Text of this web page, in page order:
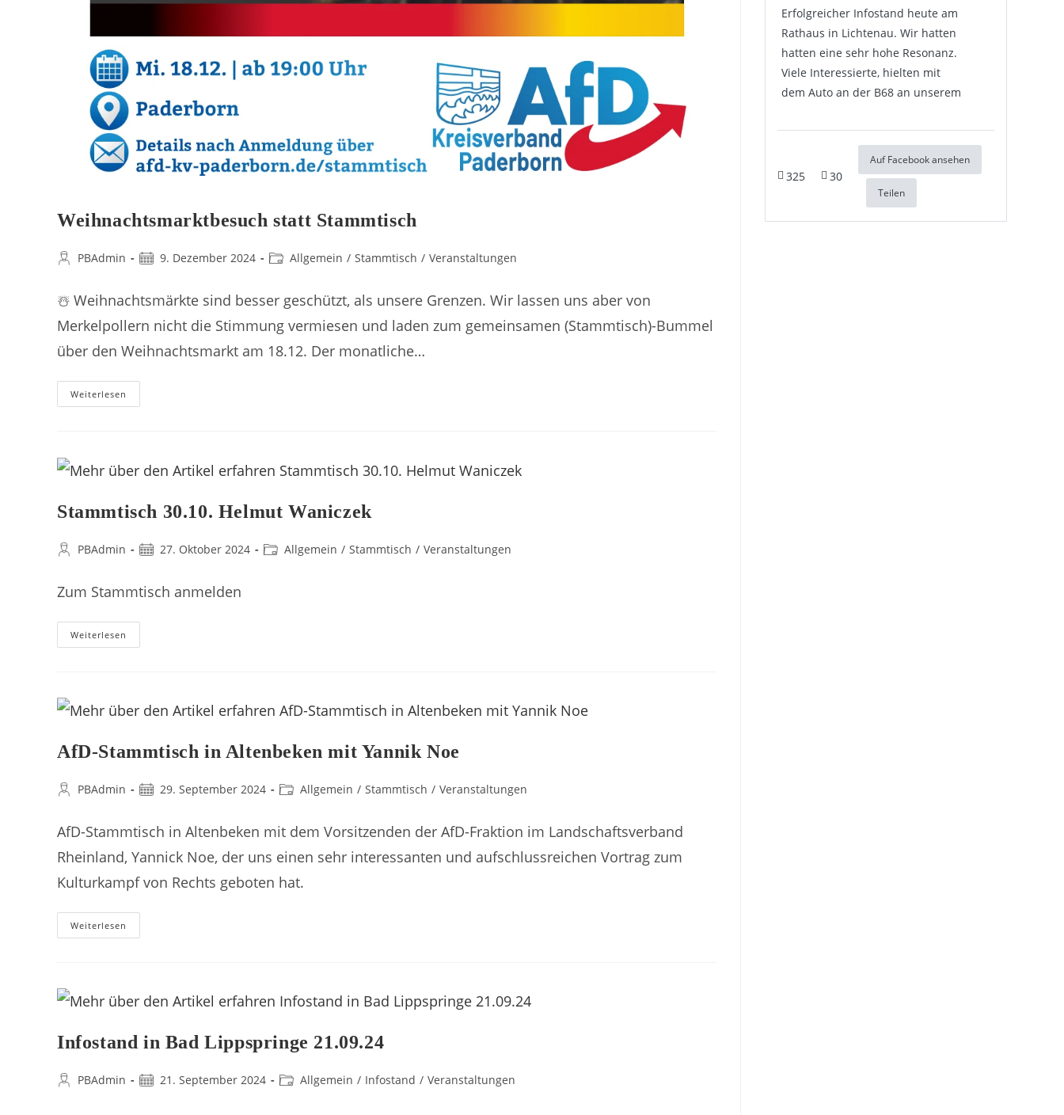
Weihnachtsmarktbesuch statt Stammtisch
PBAdmin 9. Dezember 2024 Allgemein / Stammtisch / Veranstaltungen
☃️ Weihnachtsmärkte sind besser geschützt, als unsere Grenzen. Wir lassen uns aber von
Merkelpollern nicht die Stimmung vermiesen und laden zum gemeinsamen (Stammtisch)-Bummel
über den Weihnachtsmarkt am 18.12. Der monatliche…
Weiterlesen
Stammtisch 30.10. Helmut Waniczek
PBAdmin 27. Oktober 2024 Allgemein / Stammtisch / Veranstaltungen
Zum Stammtisch anmelden
Weiterlesen
AfD-Stammtisch in Altenbeken mit Yannik Noe
PBAdmin 29. September 2024 Allgemein / Stammtisch / Veranstaltungen
AfD-Stammtisch in Altenbeken mit dem Vorsitzenden der AfD-Fraktion im Landschaftsverband
Rheinland, Yannick Noe, der uns einen sehr interessanten und aufschlussreichen Vortrag zum
Kulturkampf von Rechts geboten hat.
Weiterlesen
Infostand in Bad Lippspringe 21.09.24
PBAdmin 21. September 2024 Allgemein / Infostand / Veranstaltungen
Erfolgreicher Infostand heute am
Rathaus in Lichtenau. Wir hatten
hatten eine sehr hohe Resonanz.
Viele Interessierte, hielten mit
dem Auto an der B68 an unserem
325 30
Auf Facebook ansehen
Teilen